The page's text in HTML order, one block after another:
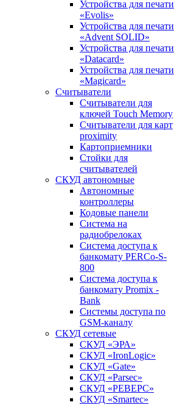
Устройства для печати
«Evolis»
Устройства для печати
«Advent SOLID»
Устройства для печати
«Datacard»
Устройства для печати
«Magicard»
Считыватели
Считыватели для
ключей Touch Memory
Считыватели для карт
proximity
Картоприемники
Стойки для
считывателей
СКУД автономные
Автономные
контроллеры
Кодовые панели
Система на
радиобрелоках
Система доступа к
банкомату PERCo-S-
800
Система доступа к
банкомату Promix -
Bank
Системы доступа по
GSM-каналу
СКУД сетевые
СКУД «ЭРА»
СКУД «IronLogic»
СКУД «Gate»
СКУД «Parsec»
СКУД «РЕВЕРС»
СКУД «Smartec»